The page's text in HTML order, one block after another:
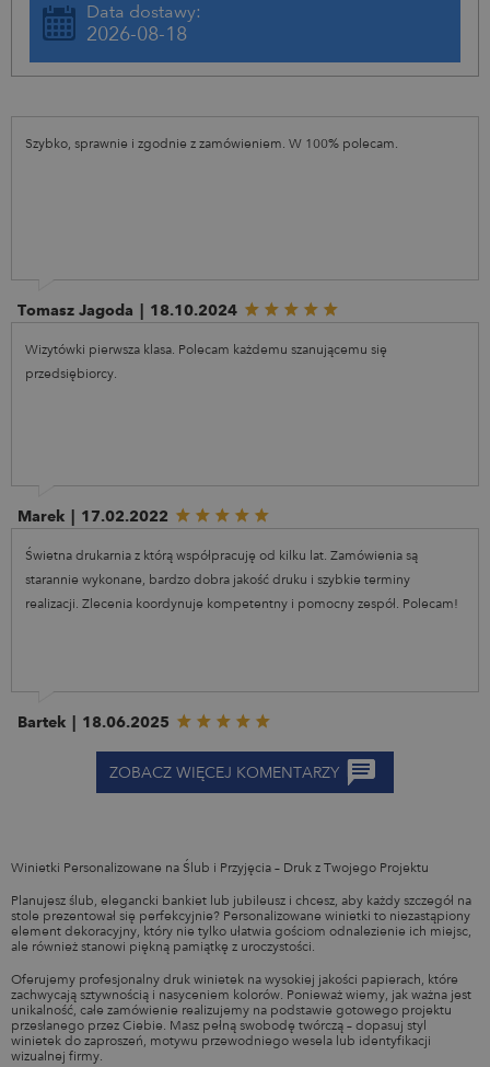
Data dostawy:
2026-08-18
Szybko, sprawnie i zgodnie z zamówieniem. W 100% polecam.
Tomasz Jagoda | 18.10.2024
Wizytówki pierwsza klasa. Polecam każdemu szanującemu się
przedsiębiorcy.
Marek | 17.02.2022
Świetna drukarnia z którą współpracuję od kilku lat. Zamówienia są
starannie wykonane, bardzo dobra jakość druku i szybkie terminy
realizacji. Zlecenia koordynuje kompetentny i pomocny zespół. Polecam!
Bartek | 18.06.2025
ZOBACZ WIĘCEJ KOMENTARZY
Winietki Personalizowane na Ślub i Przyjęcia – Druk z Twojego Projektu
Planujesz ślub, elegancki bankiet lub jubileusz i chcesz, aby każdy szczegół na
stole prezentował się perfekcyjnie? Personalizowane winietki to niezastąpiony
element dekoracyjny, który nie tylko ułatwia gościom odnalezienie ich miejsc,
ale również stanowi piękną pamiątkę z uroczystości.
Oferujemy profesjonalny druk winietek na wysokiej jakości papierach, które
zachwycają sztywnością i nasyceniem kolorów. Ponieważ wiemy, jak ważna jest
unikalność, całe zamówienie realizujemy na podstawie gotowego projektu
przesłanego przez Ciebie. Masz pełną swobodę twórczą – dopasuj styl
winietek do zaproszeń, motywu przewodniego wesela lub identyfikacji
wizualnej firmy.